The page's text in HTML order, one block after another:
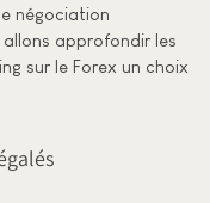
négociation
approfondir les
sur le Forex un choix